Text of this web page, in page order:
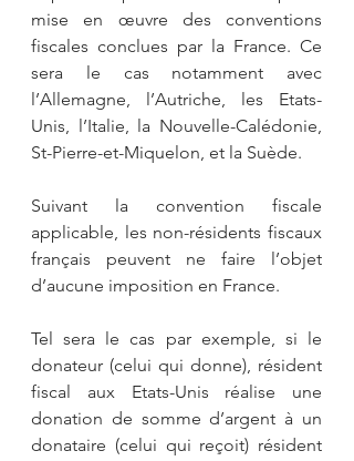
mise en œuvre des conventions
fiscales conclues par la France. Ce
sera le cas notamment avec
l’Allemagne, l’Autriche, les Etats-
Unis, l’Italie, la Nouvelle-Calédonie,
St-Pierre-et-Miquelon, et la Suède.
Suivant la convention fiscale
applicable, les non-résidents fiscaux
français peuvent ne faire l’objet
d’aucune imposition en France.
Tel sera le cas par exemple, si le
donateur (celui qui donne), résident
fiscal aux Etats-Unis réalise une
donation de somme d’argent à un
donataire (celui qui reçoit) résident